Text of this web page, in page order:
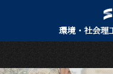
環境・社会理
日本語
トップページ